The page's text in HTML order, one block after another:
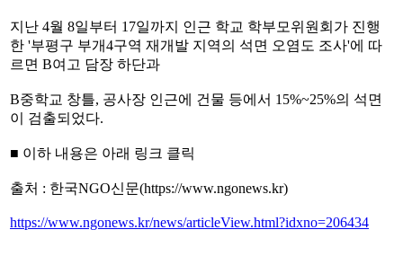
지난 4월 8일부터 17일까지 인근 학교 학부모위원회가 진행
한 '부평구 부개4구역 재개발 지역의 석면 오염도 조사'에 따
르면 B여고 담장 하단과
B중학교 창틀, 공사장 인근에 건물 등에서 15%~25%의 석면
이 검출되었다.
■ 이하 내용은 아래 링크 클릭
출처 : 한국NGO신문(https://www.ngonews.kr)
https://www.ngonews.kr/news/articleView.html?idxno=206434